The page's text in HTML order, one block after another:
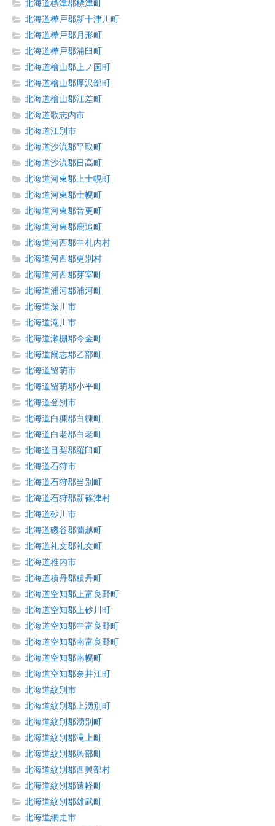
北海道標津郡標津町
北海道樺戸郡新十津川町
北海道樺戸郡月形町
北海道樺戸郡浦臼町
北海道檜山郡上ノ国町
北海道檜山郡厚沢部町
北海道檜山郡江差町
北海道歌志内市
北海道江別市
北海道沙流郡平取町
北海道沙流郡日高町
北海道河東郡上士幌町
北海道河東郡士幌町
北海道河東郡音更町
北海道河東郡鹿追町
北海道河西郡中札内村
北海道河西郡更別村
北海道河西郡芽室町
北海道浦河郡浦河町
北海道深川市
北海道滝川市
北海道瀬棚郡今金町
北海道爾志郡乙部町
北海道留萌市
北海道留萌郡小平町
北海道登別市
北海道白糠郡白糠町
北海道白老郡白老町
北海道目梨郡羅臼町
北海道石狩市
北海道石狩郡当別町
北海道石狩郡新篠津村
北海道砂川市
北海道磯谷郡蘭越町
北海道礼文郡礼文町
北海道稚内市
北海道積丹郡積丹町
北海道空知郡上富良野町
北海道空知郡上砂川町
北海道空知郡中富良野町
北海道空知郡南富良野町
北海道空知郡南幌町
北海道空知郡奈井江町
北海道紋別市
北海道紋別郡上湧別町
北海道紋別郡湧別町
北海道紋別郡滝上町
北海道紋別郡興部町
北海道紋別郡西興部村
北海道紋別郡遠軽町
北海道紋別郡雄武町
北海道網走市